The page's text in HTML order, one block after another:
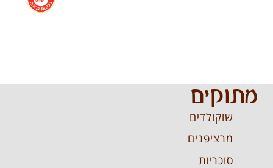
מתוקים
שוקולדים
מרציפנים
סוכריות